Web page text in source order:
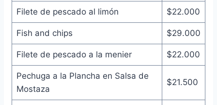
Filete de pescado al limón $22.000
Fish and chips $29.000
Filete de pescado a la menier $22.000
Pechuga a la Plancha en Salsa de
Mostaza
$21.500